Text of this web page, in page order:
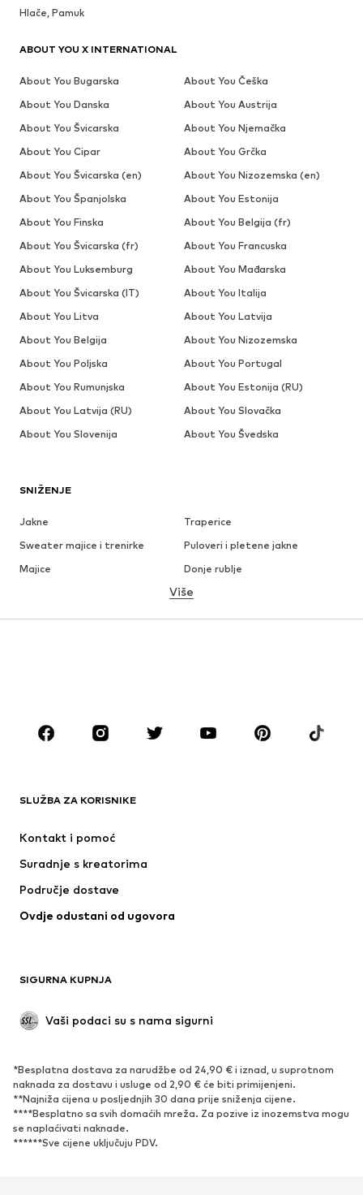
SNIŽENJE
Jakne
Traperice
Sweater majice i trenirke
Puloveri i pletene jakne
Majice
Donje rublje
Košulje
ODJEĆA
Jakne
Odijela i sakoi
Kupaći kostimi
Posebne prigode
OBUĆA
Novo
Otvorena obuća
Ekskluzivno
SPORT
Sportska odjeća
Više
SLUŽBA ZA KORISNIKE
Kontakt i pomoć
Suradnje s kreatorima
Područje dostave
Ovdje odustani od ugovora
SIGURNA KUPNJA
Vaši podaci su s nama sigurni
*Besplatna dostava za narudžbe od 24,90 € i iznad, u suprotnom
naknada za dostavu i usluge od 2,90 € će biti primijenjeni.
**Najniža cijena u posljednjih 30 dana prije sniženja cijene.
****Besplatno sa svih domaćih mreža. Za pozive iz inozemstva mogu
se naplaćivati ​​naknade.
******Sve cijene uključuju PDV.
Hlače, Pamuk
ABOUT YOU X INTERNATIONAL
About You Bugarska
About You Češka
About You Danska
About You Austrija
About You Švicarska
About You Njemačka
About You Cipar
About You Grčka
About You Švicarska (en)
About You Nizozemska (en)
About You Španjolska
About You Estonija
About You Finska
About You Belgija (fr)
About You Švicarska (fr)
About You Francuska
About You Luksemburg
About You Mađarska
About You Švicarska (IT)
About You Italija
About You Litva
About You Latvija
About You Belgija
About You Nizozemska
About You Poljska
About You Portugal
About You Rumunjska
About You Estonija (RU)
About You Latvija (RU)
About You Slovačka
About You Slovenija
About You Švedska